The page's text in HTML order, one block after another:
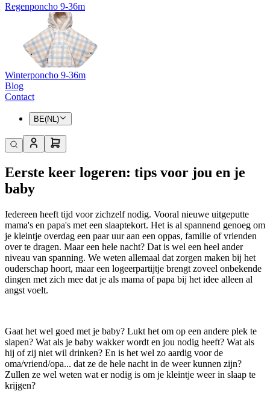
Regenponcho 9-36m
Winterponcho 9-36m
Blog
Contact
BE(NL)
Eerste keer logeren: tips voor jou en je
baby
Iedereen heeft tijd voor zichzelf nodig. Vooral nieuwe uitgeputte
mama's en papa's met een slaaptekort. Het is al spannend genoeg om
je kleintje overdag een paar uur aan een oppas, familie of vrienden
over te dragen. Maar een hele nacht? Dat is wel een heel ander
niveau van spanning. We weten allemaal dat zorgen maken bij het
ouderschap hoort, maar een logeerpartijtje brengt zoveel onbekende
dingen met zich mee dat je als mama of papa bij het idee alleen al
angst voelt.
Gaat het wel goed met je baby? Lukt het om op een andere plek te
slapen? Wat als je baby wakker wordt en jou nodig heeft? Wat als
hij of zij niet wil drinken? En is het wel zo aardig voor de
oma/vriend/opa... dat ze de hele nacht in de weer kunnen zijn?
Zullen ze wel weten wat er nodig is om je kleintje weer in slaap te
krijgen?